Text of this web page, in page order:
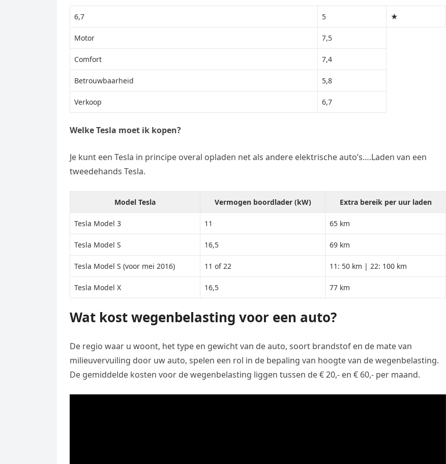
6,7 5 ★
Motor 7,5
Comfort 7,4
Betrouwbaarheid 5,8
Verkoop 6,7
Welke Tesla moet ik kopen?
Je kunt een Tesla in principe overal opladen net als andere elektrische auto’s….Laden van een
tweedehands Tesla.
Model Tesla Vermogen boordlader (kW) Extra bereik per uur laden
Tesla Model 3 11 65 km
Tesla Model S 16,5 69 km
Tesla Model S (voor mei 2016) 11 of 22 11: 50 km | 22: 100 km
Tesla Model X 16,5 77 km
Wat kost wegenbelasting voor een auto?
De regio waar u woont, het type en gewicht van de auto, soort brandstof en de mate van
milieuvervuiling door uw auto, spelen een rol in de bepaling van hoogte van de wegenbelasting.
De gemiddelde kosten voor de wegenbelasting liggen tussen de € 20,- en € 60,- per maand.